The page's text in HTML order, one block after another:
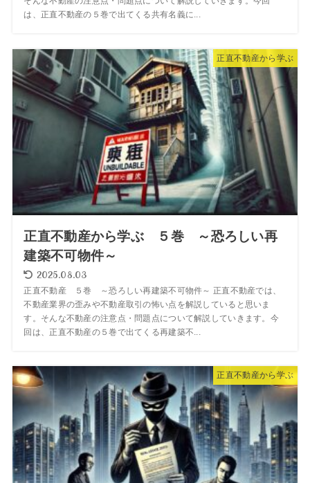
は、正直不動産の５巻で出てくる共有名義に...
正直不動産から学ぶ
正直不動産から学ぶ ５巻 ～恐ろしい再
建築不可物件～
2025.08.03
正直不動産 ５巻 ～恐ろしい再建築不可物件～ 正直不動産では、
不動産業界の歪みや不動産取引の怖い点を解説していると思いま
す。そんな不動産の注意点・問題点について解説していきます。今
回は、正直不動産の５巻で出てくる再建築不...
正直不動産から学ぶ